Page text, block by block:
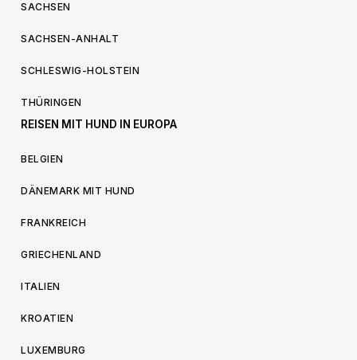
SACHSEN
SACHSEN-ANHALT
SCHLESWIG-HOLSTEIN
THÜRINGEN
REISEN MIT HUND IN EUROPA
BELGIEN
DÄNEMARK MIT HUND
FRANKREICH
GRIECHENLAND
ITALIEN
KROATIEN
LUXEMBURG